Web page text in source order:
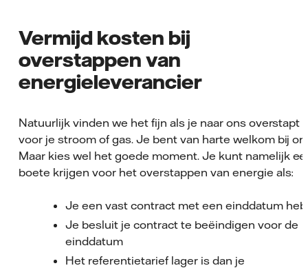
Vermijd kosten bij
overstappen van
energieleverancier
Natuurlijk vinden we het fijn als je naar ons overstapt
voor je stroom of gas. Je bent van harte welkom bij
Maar kies wel het goede moment. Je kunt namelijk
boete krijgen voor het overstappen van energie als:
Je een vast contract met een einddatum
Je besluit je contract te beëindigen voor de
einddatum
Het referentietarief lager is dan je